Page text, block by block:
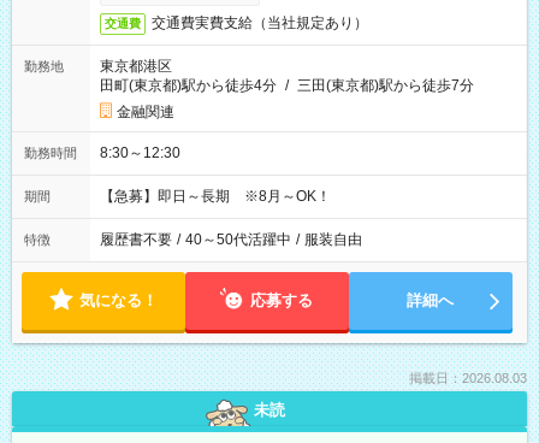
交通費 交通費実費支給（当社規定あり）
勤務地
東京都港区
田町(東京都)駅から徒歩4分 / 三田(東京都)駅から徒歩7分
金融関連
勤務時間 8:30～12:30
期間 【急募】即日～長期 ※8月～OK！
特徴 履歴書不要 / 40～50代活躍中 / 服装自由
気になる！ 応募する 詳細へ
掲載日：2026.08.03
未読